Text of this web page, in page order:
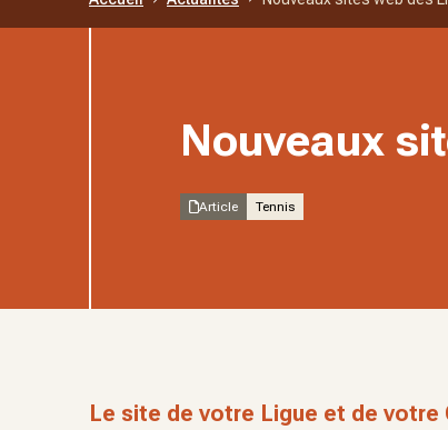
Aller au contenu principal
Nouveaux
Article Tennis
Le site de votre Ligue et de votre